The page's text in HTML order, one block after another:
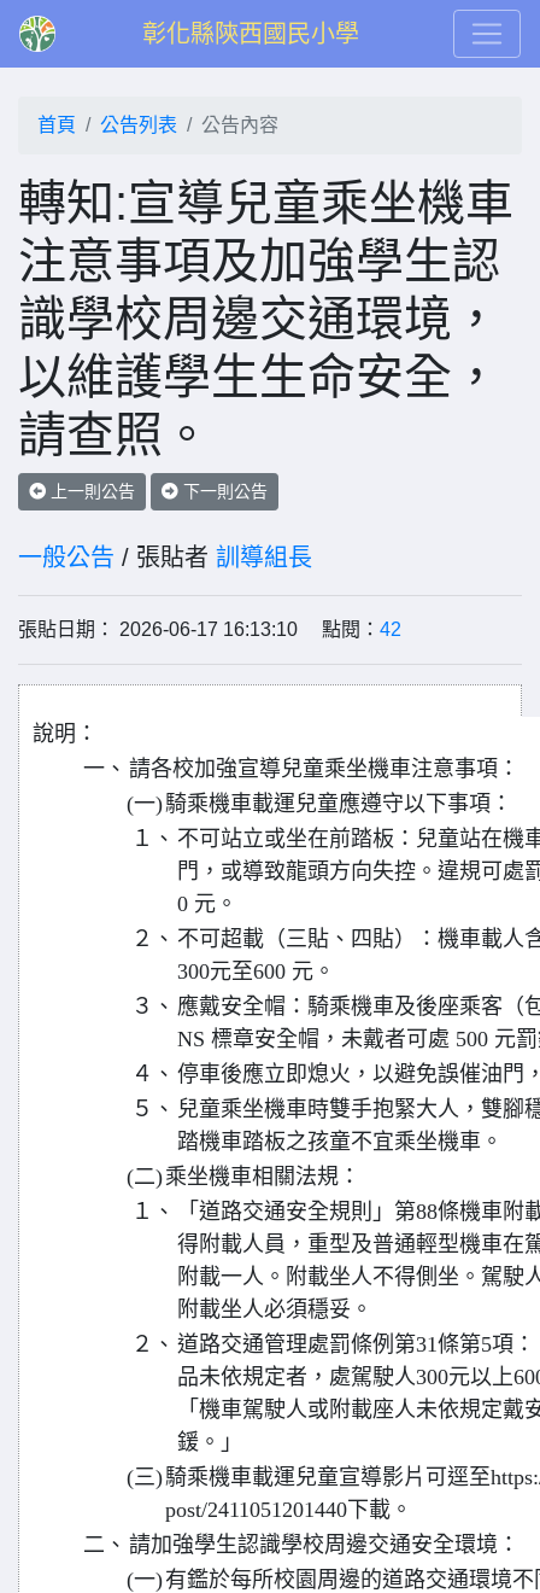
彰化縣陝西國民小學
首頁 公告列表 公告內容
轉知:宣導兒童乘坐機車
注意事項及加強學生認
識學校周邊交通環境，
以維護學生生命安全，
請查照。
上一則公告 下一則公告
一般公告 / 張貼者 訓導組長
張貼日期： 2026-06-17 16:13:10 點閱： 42
說明：
一、 請各校加強宣導兒童乘坐機車注意事項：
(一)騎乘機車載運兒童應遵守以下事項：
１、 不可站立或坐在前踏板：兒童站在機
門，或導致龍頭方向失控。違規可處
0 元。
２、 不可超載（三貼、四貼）：機車載人
300元至600 元。
３、 應戴安全帽：騎乘機車及後座乘客（
NS 標章安全帽，未戴者可處 500 元
４、 停車後應立即熄火，以避免誤催油門
５、 兒童乘坐機車時雙手抱緊大人，雙腳
踏機車踏板之孩童不宜乘坐機車。
(二)乘坐機車相關法規：
１、
「道路交通安全規則」第88條機車
得附載人員，重型及普通輕型機車在
附載一人。附載坐人不得側坐。駕駛
附載坐人必須穩妥。
２、 道路交通管理處罰條例第31條第5項
品未依規定者，處駕駛人300元以上
「機車駕駛人或附載座人未依規定戴
鍰。」
(三)騎乘機車載運兒童宣導影片可逕至
post/2411051201440下載。
二、 請加強學生認識學校周邊交通安全環境：
(一)有鑑於每所校園周邊的道路交通環境